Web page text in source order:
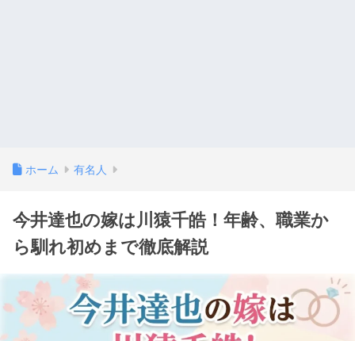
ホーム 有名人
今井達也の嫁は川猿千皓！年齢、職業か
ら馴れ初めまで徹底解説